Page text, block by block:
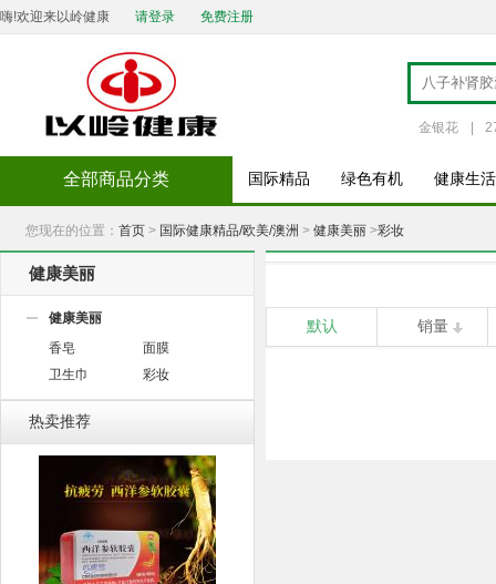
嗨!欢迎来以岭健康 请登录 免费注册
金银花
全部商品分类 国际精品 绿色有机 健康生活
您现在的位置： 首页 > 国际健康精品/欧美/澳洲 > 健康美丽 >彩妆
健康美丽
健康美丽
香皂
面膜
卫生巾
彩妆
热卖推荐
默认 销量